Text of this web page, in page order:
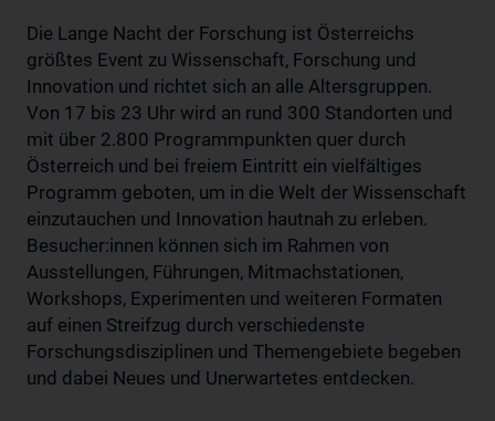
Die Lange Nacht der Forschung ist Österreichs
größtes Event zu Wissenschaft, Forschung und
Innovation und richtet sich an alle Altersgruppen.
Von 17 bis 23 Uhr wird an rund 300 Standorten und
mit über 2.800 Programmpunkten quer durch
Österreich und bei freiem Eintritt ein vielfältiges
Programm geboten, um in die Welt der Wissenschaft
einzutauchen und Innovation hautnah zu erleben.
Besucher:innen können sich im Rahmen von
Ausstellungen, Führungen, Mitmachstationen,
Workshops, Experimenten und weiteren Formaten
auf einen Streifzug durch verschiedenste
Forschungsdisziplinen und Themengebiete begeben
und dabei Neues und Unerwartetes entdecken.